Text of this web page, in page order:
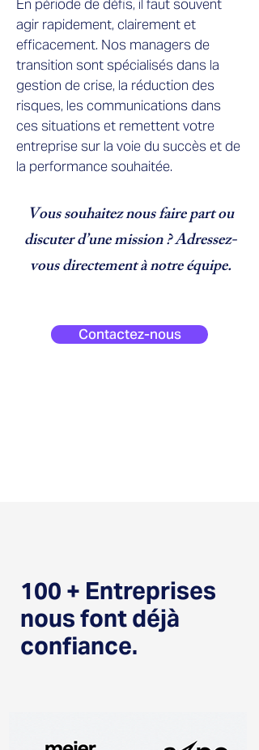
En période de défis, il faut souvent
agir rapidement, clairement et
efficacement. Nos managers de
transition sont spécialisés dans la
gestion de crise, la réduction des
risques, les communications dans
ces situations et remettent votre
entreprise sur la voie du succès et de
la performance souhaitée.
Vous souhaitez nous faire part ou
discuter d’une mission ? Adressez-
vous directement à notre équipe.
Contactez-nous
100 + Entreprises
nous font déjà
confiance.